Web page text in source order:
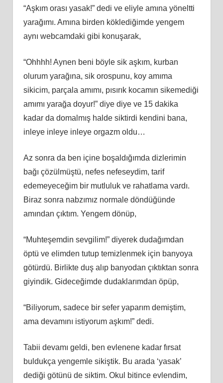
“Aşkım orası yasak!” dedi ve eliyle amına yöneltti
yarağımı. Amına birden köklediğimde yengem
aynı webcamdaki gibi konuşarak,
“Ohhhh! Aynen beni böyle sik aşkım, kurban
olurum yarağına, sik orospunu, koy amıma
sikicim, parçala amımı, pısırık kocamın sikemediği
amımı yarağa doyur!” diye diye ve 15 dakika
kadar da domalmış halde siktirdi kendini bana,
inleye inleye inleye orgazm oldu…
Az sonra da ben içine boşaldığımda dizlerimin
bağı çözülmüştü, nefes nefeseydim, tarif
edemeyeceğim bir mutluluk ve rahatlama vardı.
Biraz sonra nabzımız normale döndüğünde
amından çıktım. Yengem dönüp,
“Muhteşemdin sevgilim!” diyerek dudağımdan
öptü ve elimden tutup temizlenmek için banyoya
götürdü. Birlikte duş alıp banyodan çıktıktan sonra
giyindik. Gideceğimde dudaklarımdan öpüp,
“Biliyorum, sadece bir sefer yaparım demiştim,
ama devamını istiyorum aşkım!” dedi.
Tabii devamı geldi, ben evlenene kadar fırsat
buldukça yengemle sikiştik. Bu arada ‘yasak’
dediği götünü de siktim. Okul bitince evlendim,